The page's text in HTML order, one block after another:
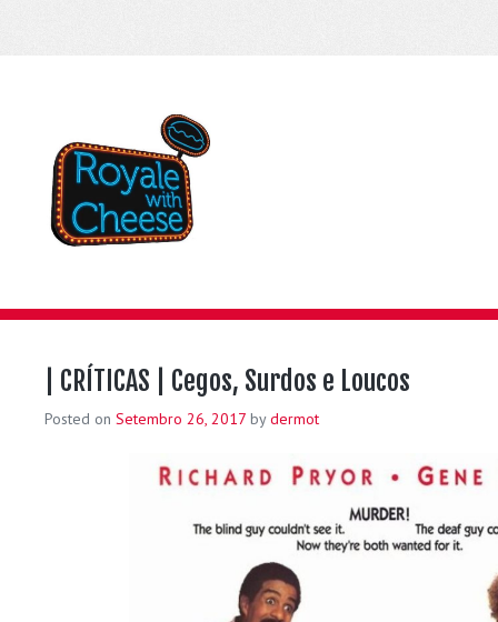
| CRÍTICAS | Cegos, Surdos e Loucos
Posted on Setembro 26, 2017 bydermot